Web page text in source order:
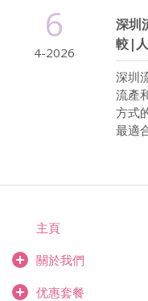
6
4-2026
深圳
較|
深圳
流產
方式
最適
主頁
關於我們
优惠套餐